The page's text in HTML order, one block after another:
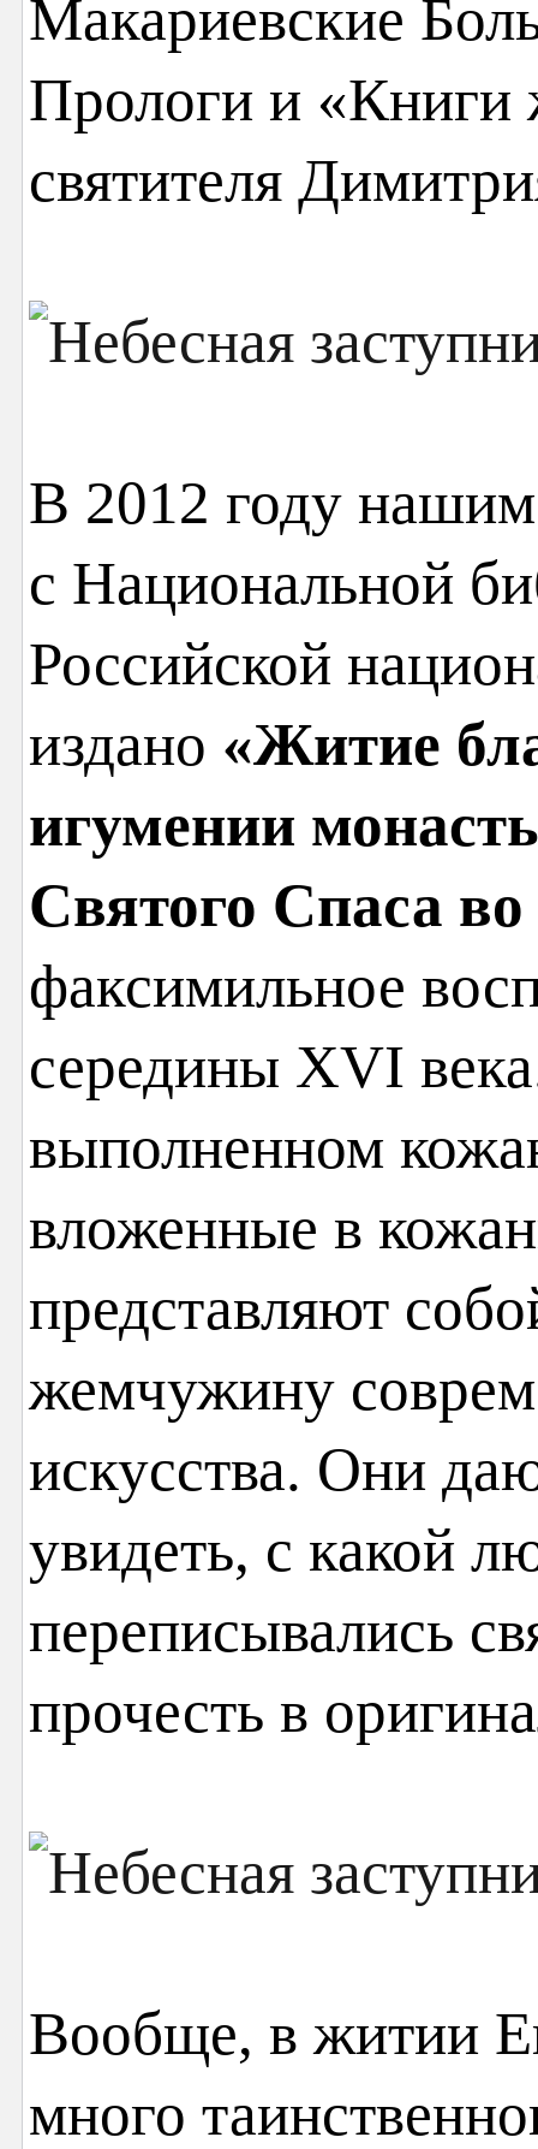
Макариевские
Прологи и «Книги
святителя
В 2012 году нашим
с Национальной
Российской
издано «Житие
игумении
Святого Спаса
факсимильное
середины XVI
выполненном
вложенные в
представляют
жемчужину
искусства. Они
увидеть, с какой
переписывались
прочесть в
Вообще, в житии
много